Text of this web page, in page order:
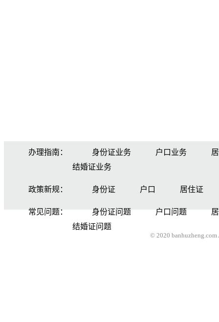
办理指南： 身份证业务 户口业务
结婚证业务
政策新规： 身份证 户口 居住证
常见问题： 身份证问题 户口问题
结婚证问题
© 2020